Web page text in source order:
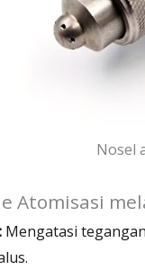
Nosel
Atomisasi
Mengatasi